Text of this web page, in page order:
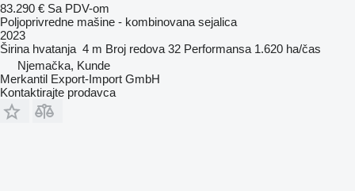
83.290 € Sa PDV-om
Poljoprivredne mašine - kombinovana sejalica
2023
Širina hvatanja 4 m Broj redova 32 Performansa 1.620 ha/čas
Njemačka, Kunde
Merkantil Export-Import GmbH
Kontaktirajte prodavca